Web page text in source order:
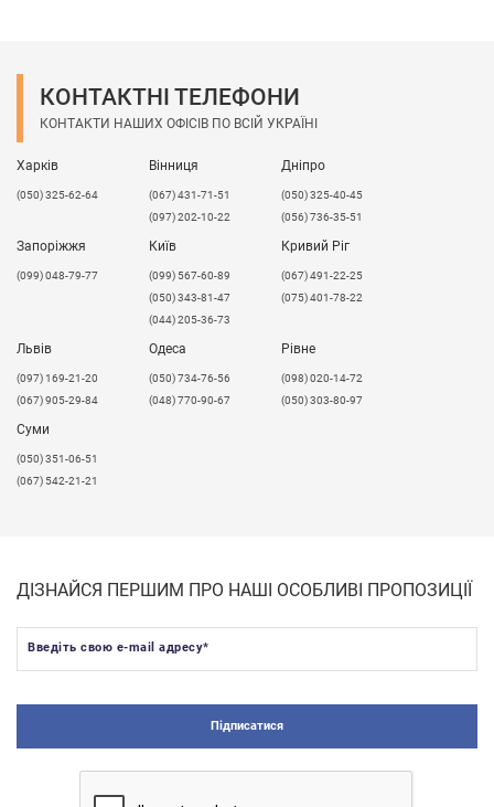
КОНТАКТНІ ТЕЛЕФОНИ
КОНТАКТИ НАШИХ ОФІСІВ ПО ВСІЙ УКРАЇНІ
Харків
(050) 325-62-64
Вінниця
(067) 431-71-51
(097) 202-10-22
Дніпро
(050) 325-40-45
(056) 736-35-51
Запоріжжя
(099) 048-79-77
Київ
(099) 567-60-89
(050) 343-81-47
(044) 205-36-73
Кривий Ріг
(067) 491-22-25
(075) 401-78-22
Львів
​(097) 169-21-20
(067) 905-29-84
Одеса
(050) 734-76-56
(048) 770-90-67
Рівне
(098) 020-14-72
(050) 303-80-97
Суми
(050) 351-06-51
(067) 542-21-21
ДІЗНАЙСЯ ПЕРШИМ ПРО НАШІ ОСОБЛИВІ ПРОПОЗИЦІЇ
Введіть свою e-mail адресу*
Підписатися